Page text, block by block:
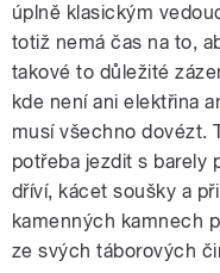
úplně klasickým
totiž nemá čas na to,
takové to důležité
kde není ani elektřina
musí všechno dovézt.
potřeba jezdit s barely
dříví, kácet soušky a
kamenných kamnech
ze svých táborových